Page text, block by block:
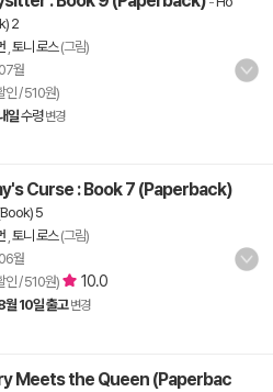
2
토니 로스(그림)
월
인 / 510원)
일수령 변경
Curse : Book 7 (Paperback)
5
토니 로스(그림)
월
인 / 510원) 10.0
월 10일 출고 변경
Meets the Queen (Paperbac